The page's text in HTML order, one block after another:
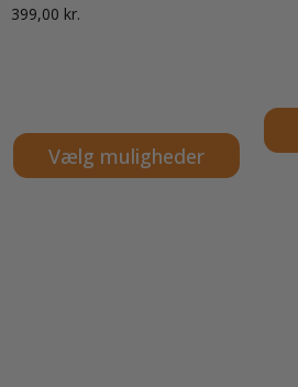
399,00 kr.
Vælg muligheder